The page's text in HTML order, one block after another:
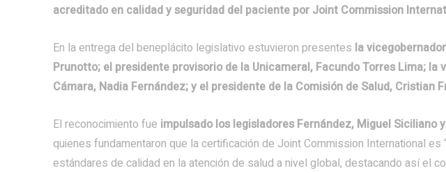
acreditado en calidad y seguridad del paciente por Joint Commission
En la entrega del beneplácito legislativo estuvieron presentes la
Prunotto; el presidente provisorio de la Unicameral, Facundo Torres Lima; la
Cámara, Nadia Fernández; y el presidente de la Comisión de Salud, Cristian
El reconocimiento fue impulsado los legisladores Fernández, Miguel Siciliano
quienes fundamentaron que la certificación de Joint Commission International es
estándares de calidad en la atención de salud a nivel global, destacando así el